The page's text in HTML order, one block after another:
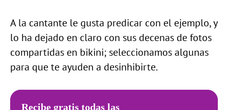
A la cantante le gusta predicar con el ejemplo, y
lo ha dejado en claro con sus decenas de fotos
compartidas en bikini; seleccionamos algunas
para que te ayuden a desinhibirte.
Recibe gratis todas las